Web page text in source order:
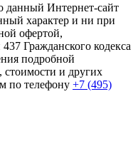
данный Интернет-сайт
характер и ни при
офертой,
Гражданского кодекса
подробной
и других
по телефону +7 (495)